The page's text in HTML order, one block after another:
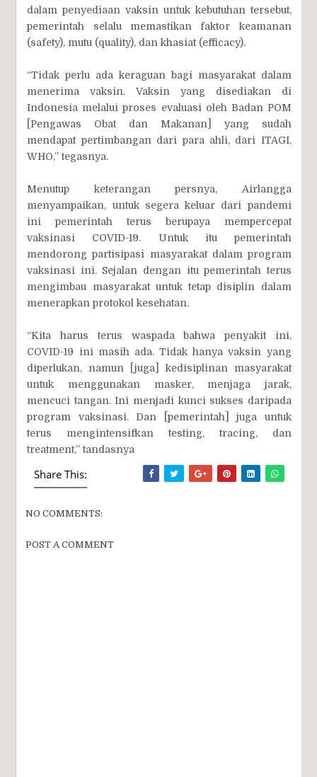
dalam penyediaan vaksin untuk kebutuhan tersebut,
pemerintah selalu memastikan faktor keamanan
(safety), mutu (quality), dan khasiat (efficacy).
“Tidak perlu ada keraguan bagi masyarakat dalam
menerima vaksin. Vaksin yang disediakan di
Indonesia melalui proses evaluasi oleh Badan POM
[Pengawas Obat dan Makanan] yang sudah
mendapat pertimbangan dari para ahli, dari ITAGI,
WHO,” tegasnya.
Menutup keterangan persnya, Airlangga
menyampaikan, untuk segera keluar dari pandemi
ini pemerintah terus berupaya mempercepat
vaksinasi COVID-19. Untuk itu pemerintah
mendorong partisipasi masyarakat dalam program
vaksinasi ini. Sejalan dengan itu pemerintah terus
mengimbau masyarakat untuk tetap disiplin dalam
menerapkan protokol kesehatan.
“Kita harus terus waspada bahwa penyakit ini,
COVID-19 ini masih ada. Tidak hanya vaksin yang
diperlukan, namun [juga] kedisiplinan masyarakat
untuk menggunakan masker, menjaga jarak,
mencuci tangan. Ini menjadi kunci sukses daripada
program vaksinasi. Dan [pemerintah] juga untuk
terus mengintensifkan testing, tracing, dan
treatment,” tandasnya
Share This:
NO COMMENTS:
POST A COMMENT